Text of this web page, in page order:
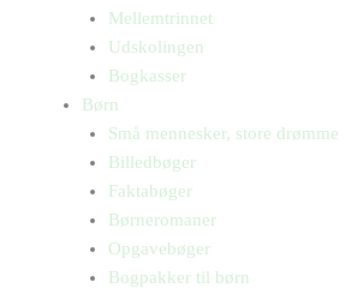
Mellemtrinnet
Udskolingen
Bogkasser
Børn
Små mennesker, store drømme
Billedbøger
Faktabøger
Børneromaner
Opgavebøger
Bogpakker til børn